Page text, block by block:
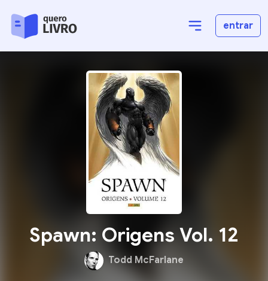
entrar
Spawn: Origens Vol. 12
Todd McFarlane